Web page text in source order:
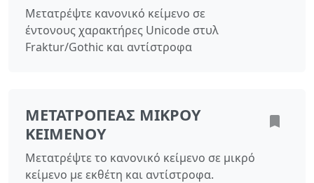
Μετατρέψτε κανονικό κείμενο σε
έντονους χαρακτήρες Unicode στυλ
Fraktur/Gothic και αντίστροφα
ΜΕΤΑΤΡΟΠΈΑΣ ΜΙΚΡΟΎ
ΚΕΙΜΈΝΟΥ
Μετατρέψτε το κανονικό κείμενο σε μικρό
κείμενο με εκθέτη και αντίστροφα.